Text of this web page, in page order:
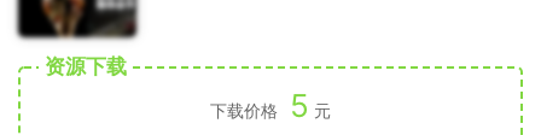
资源下载
下载价格 5 元